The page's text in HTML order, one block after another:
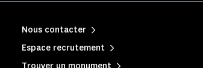
Nous contacter
Espace recrutement